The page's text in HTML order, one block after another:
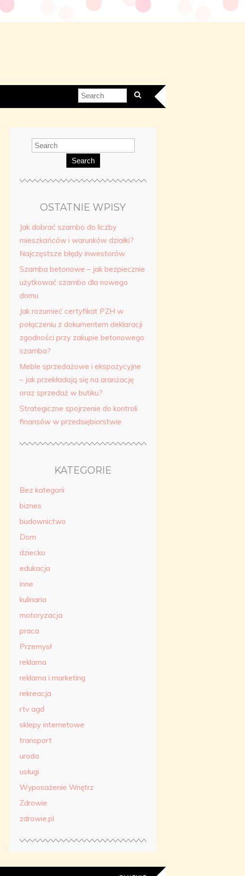
Search
OSTATNIE WPISY
Jak dobrać szambo do liczby
mieszkańców i warunków działki?
Najczęstsze błędy inwestorów.
Szamba betonowe – jak bezpiecznie
użytkować szambo dla nowego
domu
Jak rozumieć certyfikat PZH w
połączeniu z dokumentem deklaracji
zgodności przy zakupie betonowego
szamba?
Meble sprzedażowe i ekspozycyjne
– jak przekładają się na aranżację
oraz sprzedaż w butiku?
Strategiczne spojrzenie do kontroli
finansów w przedsiębiorstwie
KATEGORIE
Bez kategorii
biznes
budownictwo
Dom
dziecko
edukacja
inne
kulinaria
motoryzacja
praca
Przemysł
reklama
reklama i marketing
rekreacja
rtv agd
sklepy internetowe
transport
uroda
usługi
Wyposażenie Wnętrz
Zdrowie
zdrowie.pl